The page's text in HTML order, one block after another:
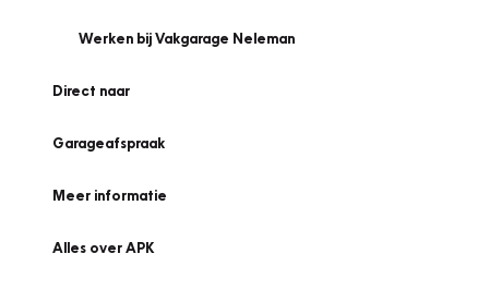
Werken bij Vakgarage Neleman
Direct naar
Garageafspraak
Meer informatie
Alles over APK